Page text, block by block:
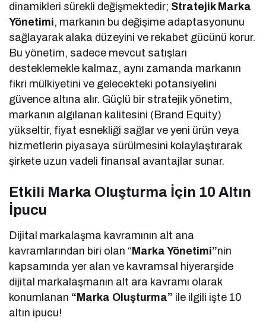
dinamikleri sürekli değişmektedir; Stratejik Marka
Yönetimi, markanın bu değişime adaptasyonunu
sağlayarak alaka düzeyini ve rekabet gücünü korur.
Bu yönetim, sadece mevcut satışları
desteklemekle kalmaz, aynı zamanda markanın
fikri mülkiyetini ve gelecekteki potansiyelini
güvence altına alır. Güçlü bir stratejik yönetim,
markanın algılanan kalitesini (Brand Equity)
yükseltir, fiyat esnekliği sağlar ve yeni ürün veya
hizmetlerin piyasaya sürülmesini kolaylaştırarak
şirkete uzun vadeli finansal avantajlar sunar.
Etkili Marka Oluşturma İçin 10 Altın
İpucu
Dijital markalaşma kavramının alt ana
kavramlarından biri olan “ Marka Yönetimi”nin
kapsamında yer alan ve kavramsal hiyerarşide
dijital markalaşmanın alt ara kavramı olarak
konumlanan “Marka Oluşturma” ile ilgili işte 10
altın ipucu!